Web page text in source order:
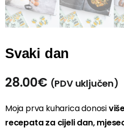
Svaki dan
28.00€ (PDV uključen)
Moja prva kuharica donosi
recepata za cijeli dan,